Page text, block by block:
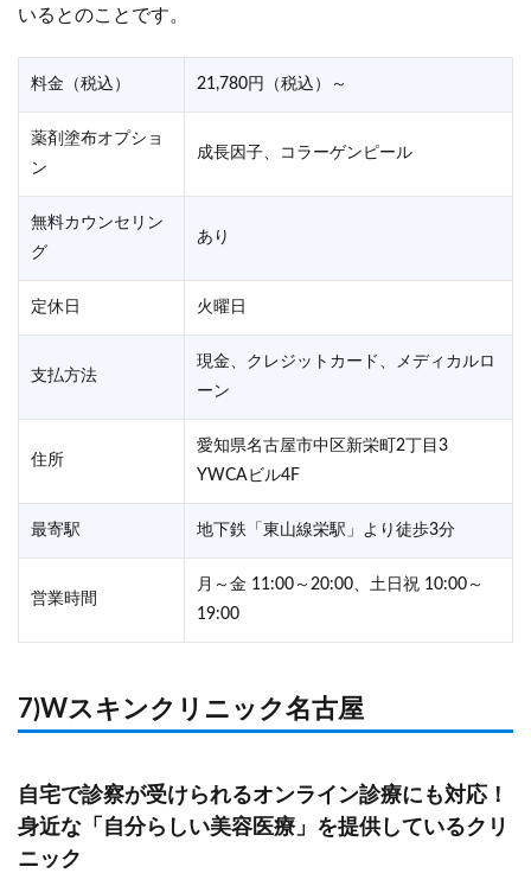
いるとのことです。
料金（税込） 21,780円（税込）～
薬剤塗布オプショ
ン
成長因子、コラーゲンピール
無料カウンセリン
グ
あり
定休日 火曜日
支払方法
現金、クレジットカード、メディカルロ
ーン
住所
愛知県名古屋市中区新栄町2丁目3
YWCAビル4F
最寄駅 地下鉄「東山線栄駅」より徒歩3分
営業時間
月～金 11:00～20:00、土日祝 10:00～
19:00
7)Wスキンクリニック名古屋
自宅で診察が受けられるオンライン診療にも対応！
身近な「自分らしい美容医療」を提供しているクリ
ニック